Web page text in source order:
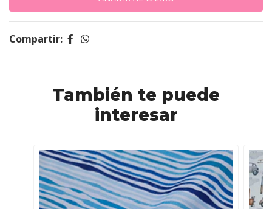
Compartir:
También te puede
interesar